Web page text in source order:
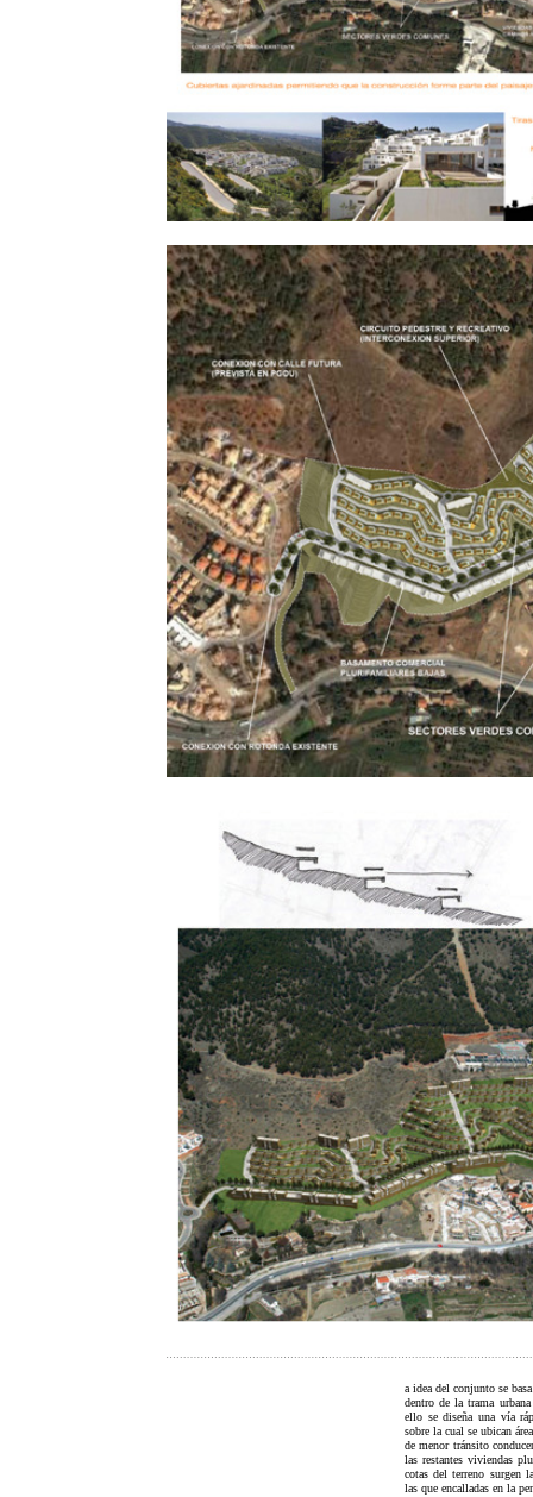
a idea del conjunto se
dentro de la trama
ello se diseña una vía
sobre la cual se ubican
de menor tránsito
las restantes viviendas
cotas del terreno surgen
las que encalladas en la